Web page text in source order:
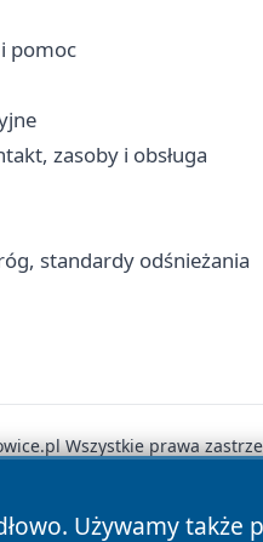
pomoc
zasoby i obsługa
standardy odśnieżania
Używamy
Wszystkie prawa
Prywatności Polityka